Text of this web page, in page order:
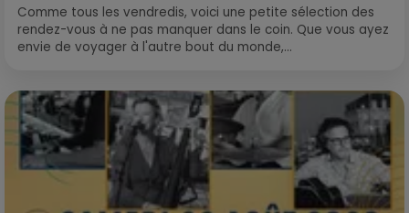
Comme tous les vendredis, voici une petite sélection des
rendez-vous à ne pas manquer dans le coin. Que vous ayez
envie de voyager à l'autre bout du monde,...